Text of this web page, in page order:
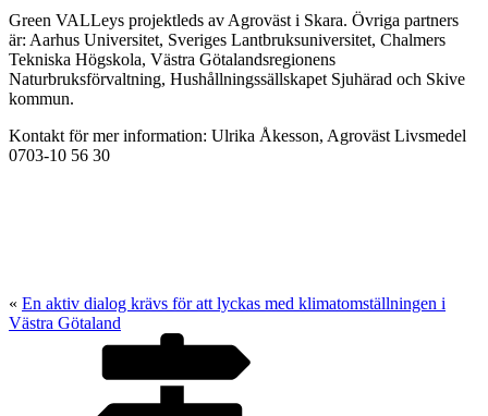
Green VALLeys projektleds av Agroväst i Skara. Övriga partners
är: Aarhus Universitet, Sveriges Lantbruksuniversitet, Chalmers
Tekniska Högskola, Västra Götalandsregionens
Naturbruksförvaltning, Hushållningssällskapet Sjuhärad och Skive
kommun.
Kontakt för mer information: Ulrika Åkesson, Agroväst Livsmedel
0703-10 56 30
« En aktiv dialog krävs för att lyckas med klimatomställningen i
Västra Götaland